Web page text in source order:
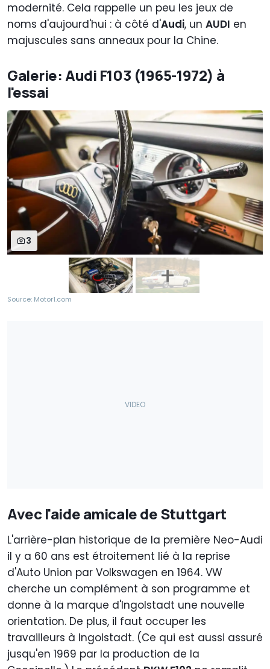
modernité. Cela rappelle un peu les jeux de
noms d'aujourd'hui : à côté d'Audi, un AUDI en
majuscules sans anneaux pour la Chine.
Galerie: Audi F103 (1965-1972) à
l'essai
3
Source: Motor1.com
Avec l'aide amicale de Stuttgart
L'arrière-plan historique de la première Neo-Audi
il y a 60 ans est étroitement lié à la reprise
d'Auto Union par Volkswagen en 1964. VW
cherche un complément à son programme et
donne à la marque d'Ingolstadt une nouvelle
orientation. De plus, il faut occuper les
travailleurs à Ingolstadt. (Ce qui est aussi assuré
jusqu'en 1969 par la production de la